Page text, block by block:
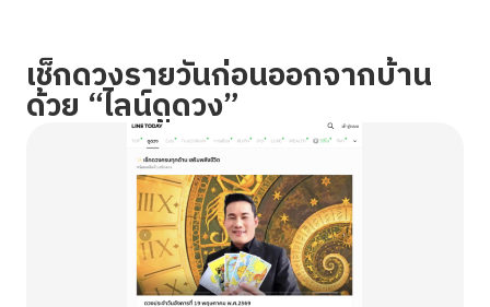
เช็กดวงรายวันก่อนออกจากบ้าน
ด้วย “ไลน์ดูดวง”